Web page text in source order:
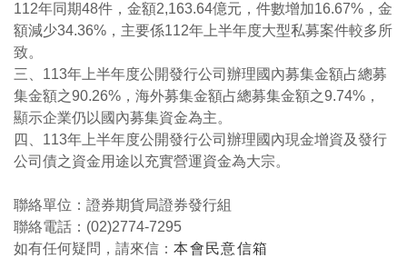
112年同期48件，金額2,163.64億元，件數增加16.67%，金
額減少34.36%，主要係112年上半年度大型私募案件較多所
致。
三、113年上半年度公開發行公司辦理國內募集金額占總募
集金額之90.26%，海外募集金額占總募集金額之9.74%，
顯示企業仍以國內募集資金為主。
四、113年上半年度公開發行公司辦理國內現金增資及發行
公司債之資金用途以充實營運資金為大宗。
聯絡單位：證券期貨局證券發行組
聯絡電話：(02)2774-7295
如有任何疑問，請來信：本會民意信箱